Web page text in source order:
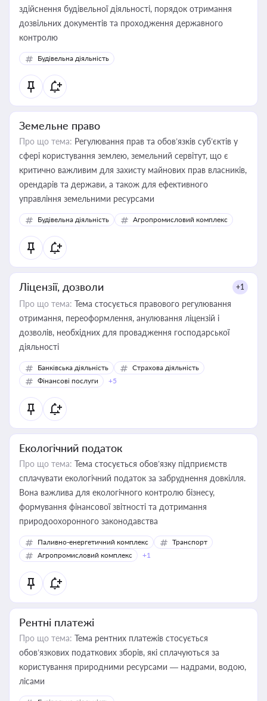
здійснення будівельної діяльності, порядок отримання
дозвільних документів та проходження державного
контролю
Будівельна діяльність
Земельне право
Про що тема: Регулювання прав та обов’язків суб’єктів у
сфері користування землею, земельний сервітут, що є
критично важливим для захисту майнових прав власників,
орендарів та держави, а також для ефективного
управління земельними ресурсами
Будівельна діяльність Агропромисловий комплекс
Ліцензії, дозволи +1
Про що тема: Тема стосується правового регулювання
отримання, переоформлення, анулювання ліцензій і
дозволів, необхідних для провадження господарської
діяльності
Банківська діяльність
Страхова діяльність
Фінансові послуги
+5
Екологічний податок
Про що тема: Тема стосується обов’язку підприємств
сплачувати екологічний податок за забруднення довкілля.
Вона важлива для екологічного контролю бізнесу,
формування фінансової звітності та дотримання
природоохоронного законодавства
Паливно-енергетичний комплекс
Транспорт
Агропромисловий комплекс
+1
Рентні платежі
Про що тема: Тема рентних платежів стосується
обов’язкових податкових зборів, які сплачуються за
користування природними ресурсами — надрами, водою,
лісами